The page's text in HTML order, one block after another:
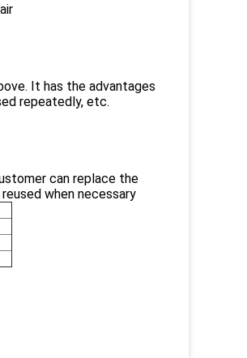
It has the advantages
repeatedly, etc.
can replace the
when necessary